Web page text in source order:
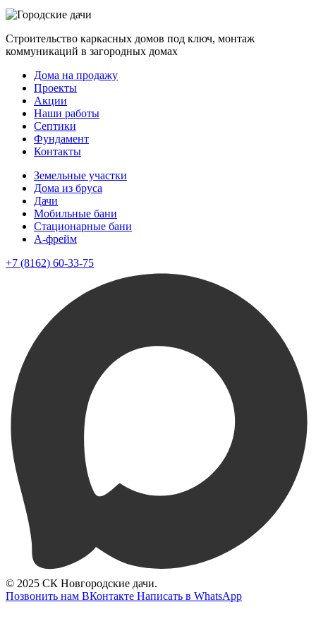
Строительство каркасных домов под ключ, монтаж
коммуникаций в загородных домах
Дома на продажу
Проекты
Акции
Наши работы
Септики
Фундамент
Контакты
Земельные участки
Дома из бруса
Дачи
Мобильные бани
Стационарные бани
A-фрейм
+7 (8162) 60-33-75
© 2025 СК Новгородские дачи.
Позвонить нам ВКонтакте Написать в WhatsApp